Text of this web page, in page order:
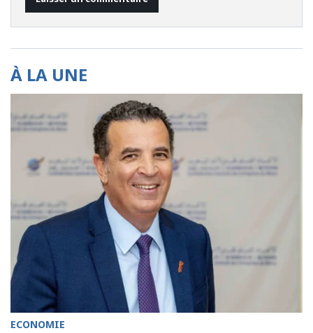
À LA UNE
ECONOMIE